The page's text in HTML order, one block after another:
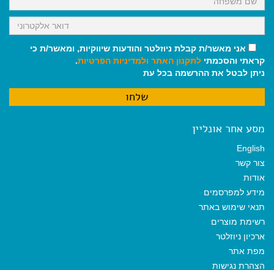
אני מאשר/ת קבלת ניוזלטר והודעות שיווקיות, ומאשר/ת כי
קראתי והסכמתי לתקנון האתר ולמדיניות הפרטיות.
ניתן לבטל את ההרשמה בכל עת
מסע אחר אונליין
English
צור קשר
אודות
מידע למפרסמים
תנאי שימוש באתר
רשימת מוצרים
ארכיון ניוזלטר
מפת אתר
הצהרת נגישות